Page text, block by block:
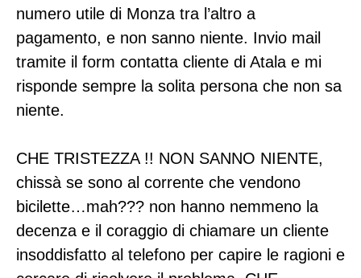
numero utile di Monza tra l’altro a
pagamento, e non sanno niente. Invio mail
tramite il form contatta cliente di Atala e mi
risponde sempre la solita persona che non sa
niente.
CHE TRISTEZZA !! NON SANNO NIENTE,
chissà se sono al corrente che vendono
bicilette…mah??? non hanno nemmeno la
decenza e il coraggio di chiamare un cliente
insoddisfatto al telefono per capire le ragioni e